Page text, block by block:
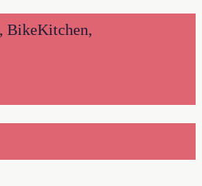
BikeKitchen,